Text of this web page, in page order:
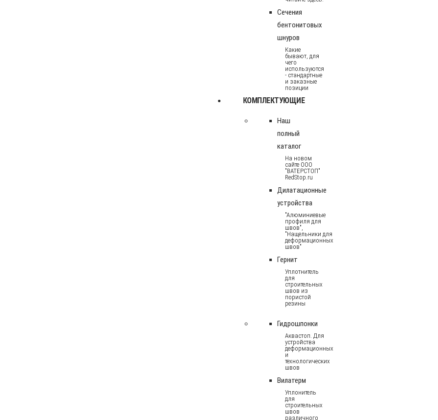
Сечения
бентонитовых
шнуров
Какие
бывают, для
чего
используются
- стандартные
и заказные
позиции
КОМПЛЕКТУЮЩИЕ
Наш
полный
каталог
На новом
сайте ООО
"ВАТЕРСТОП"
RedStop.ru
Дилатационные
устройства
"Алюминиевые
профиля для
швов",
"Нащельники для
деформационных
швов"
Гернит
Уплотнитель
для
строительных
швов из
пористой
резины
Гидрошпонки
Аквастоп. Для
устройства
деформационных
и
технологических
швов
Вилатерм
Уплонитель
для
строительных
швов
различного